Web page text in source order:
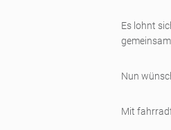
Es lohnt
Nun
Mit